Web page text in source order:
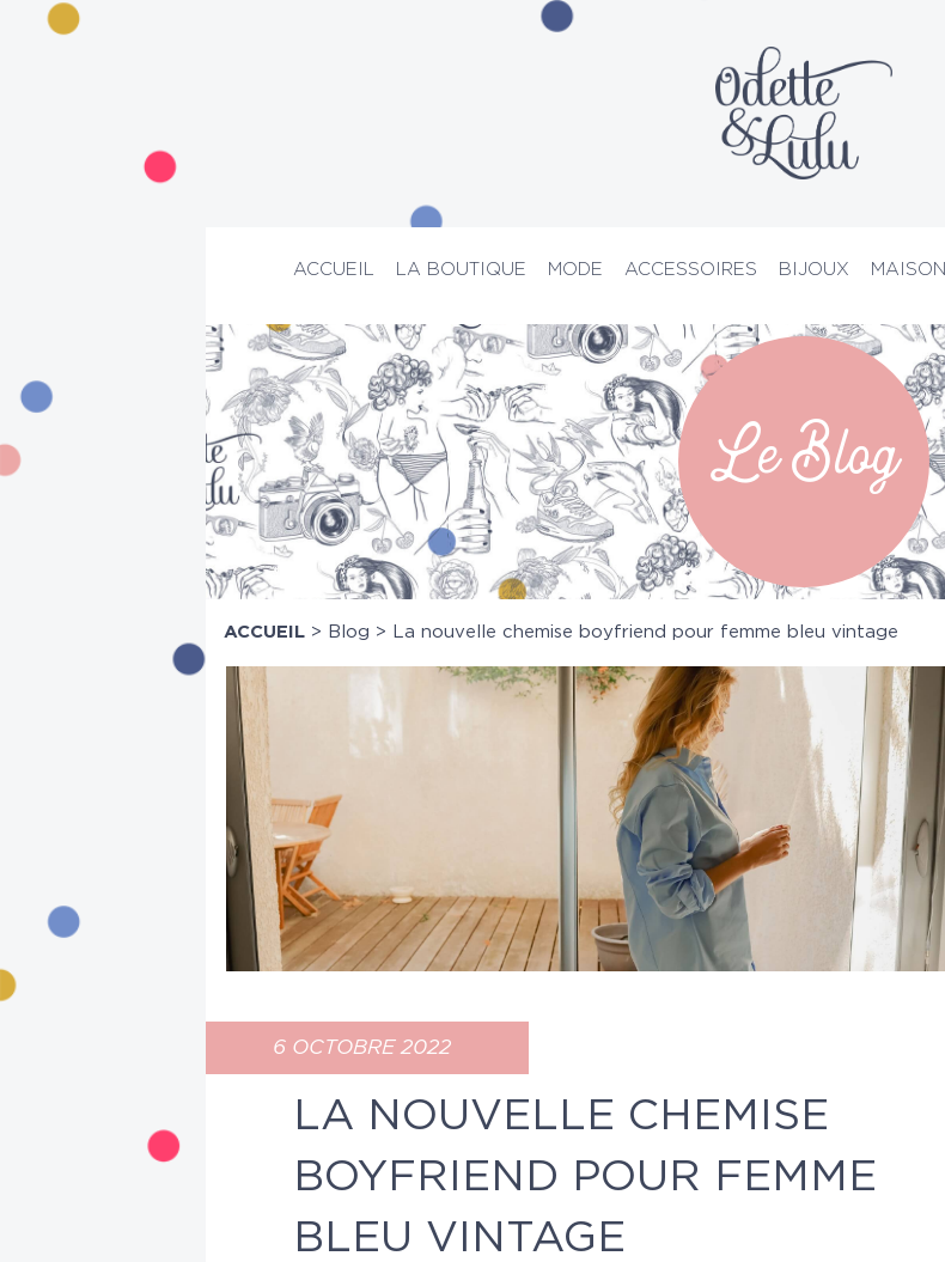
ACCUEIL LA BOUTIQUE MODE ACCESSOIRES BIJOUX MAISON
PRIX D’ATELIER
Le Blog
ACCUEIL > Blog > La nouvelle chemise boyfriend pour femme bleu vintage
6 OCTOBRE 2022
LA NOUVELLE CHEMISE
BOYFRIEND POUR FEMME
BLEU VINTAGE